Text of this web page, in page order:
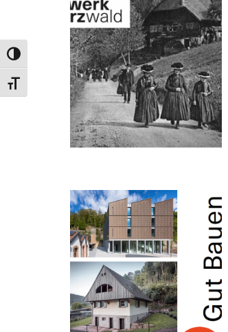
UMSCHALTEN AUF HOHE KONTRASTE
SCHRIFT VERGRÖSSERN